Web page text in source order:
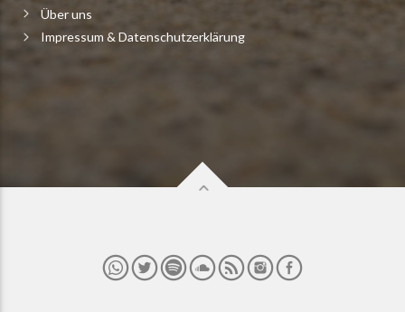
Über uns
Impressum & Datenschutzerklärung